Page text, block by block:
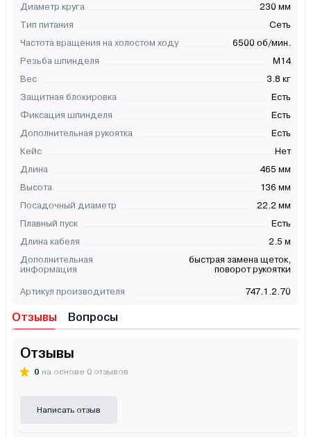
Диаметр круга
230 мм
Тип питания
Сеть
Частота вращения на холостом ходу
6500 об/мин.
Резьба шпинделя
М14
Вес
3.8 кг
Защитная блокировка
Есть
Фиксация шпинделя
Есть
Дополнительная рукоятка
Есть
Кейс
Нет
Длина
465 мм
Высота
136 мм
Посадочный диаметр
22.2 мм
Плавный пуск
Есть
Длина кабеля
2.5 м
Дополнительная
информация
быстрая замена щеток,
поворот рукоятки
Артикул производителя 747.1.2.70
Отзывы Вопросы
Отзывы
0 на основе 0 отзывов
Написать отзыв